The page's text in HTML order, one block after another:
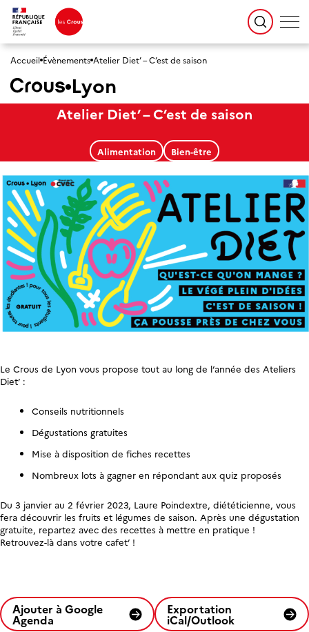
Accueil Évènements Atelier Diet’ – C’est de saison
Lyon
Atelier Diet’ – C’est de saison
Alimentation Bien-être
Le Crous de Lyon vous propose tout au long de l’année des Ateliers
Diet’ :
Conseils nutritionnels
Dégustations gratuites
Mise à disposition de fiches recettes
Nombreux lots à gagner en répondant aux quiz proposés
Du 3 janvier au 2 février 2023, Laure Poindextre, diététicienne, vous
fera découvrir les fruits et légumes de saison. Après une dégustation
gratuite, repartez avec des recettes à mettre en pratique !
Retrouvez-là dans votre cafet’ !
Ajouter à Google
Agenda
Exportation
iCal/Outlook